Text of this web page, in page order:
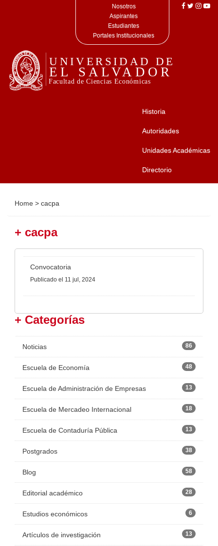
Nosotros
Aspirantes
Estudiantes
Portales Institucionales
Historia
Autoridades
Unidades Académicas
Directorio
Home > cacpa
+ cacpa
Convocatoria
Publicado el 11 jul, 2024
+ Categorías
Noticias 86
Escuela de Economía 48
Escuela de Administración de Empresas 13
Escuela de Mercadeo Internacional 18
Escuela de Contaduría Pública 13
Postgrados 38
Blog 58
Editorial académico 28
Estudios económicos 6
Artículos de investigación 13